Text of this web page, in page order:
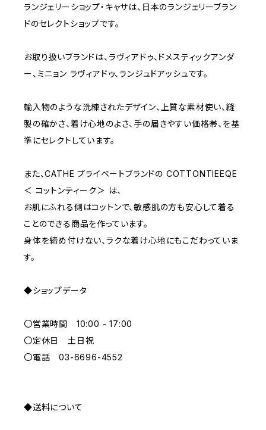
C75
E70
NAVY
YELLOW
PURPLE
BLUE
ORANGE
GRAY
2000~
5000~
ランジェリーショップ・キャサは、日本のランジェリーブラン
ドのセレクトショップです。
お取り扱いブランドは、ラヴィアドゥ、ドメスティックアンダ
ー、ミニョン ラヴィアドゥ、ランジュドアッシュです。
輸入物のような洗練されたデザイン、上質な素材使い、縫
製の確かさ、着け心地のよさ、手の届きやすい価格帯、を基
準にセレクトしています。
また、CATHE プライベートブランドの COTTONTIEEQE
＜ コットンティーク＞ は、
お肌にふれる側はコットンで、敏感肌の方も安心して着る
ことのできる商品を作っています。
身体を締め付けない、ラクな着け心地にもこだわっていま
す。
◆ショップデータ
〇営業時間 10:00 - 17:00
〇定休日 土日祝
〇電話 03-6696-4552
◆送料について